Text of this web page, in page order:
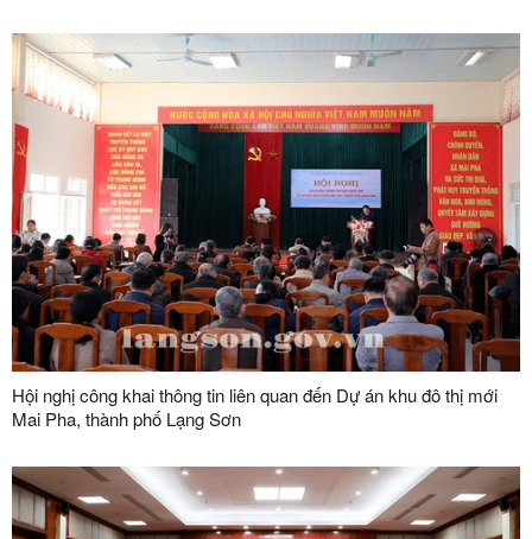
Hội nghị công khai thông tin liên quan đến Dự án khu đô thị mới
Mai Pha, thành phố Lạng Sơn